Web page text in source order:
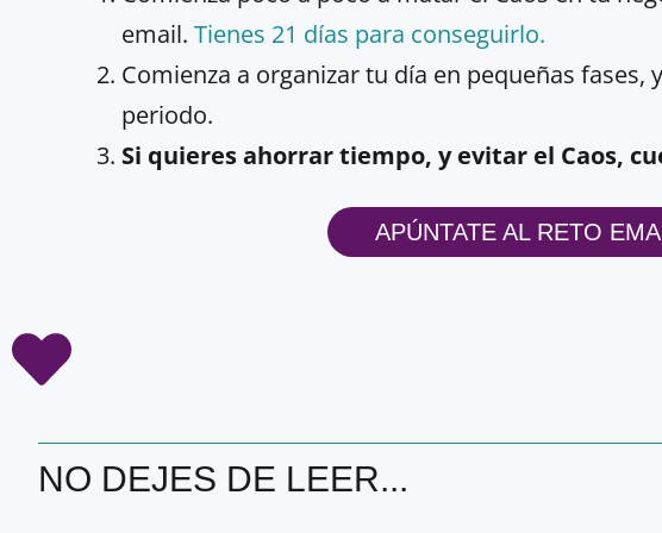
email. Tienes 21 días para conseguirlo.
Comienza a organizar tu día en pequeñas fases,
periodo.
Si quieres ahorrar tiempo, y evitar el Caos,
APÚNTATE AL RETO
NO DEJES DE LEER...